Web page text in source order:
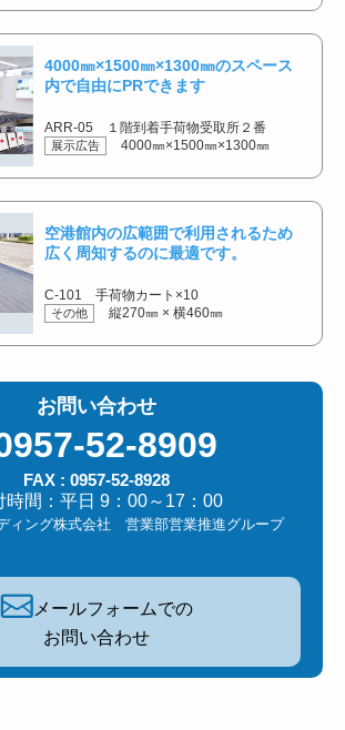
4000㎜×1500㎜×1300㎜のスペース
内で自由にPRできます
ARR-05 １階到着手荷物受取所２番
展示広告 4000㎜×1500㎜×1300㎜
空港館内の広範囲で利用されるため
広く周知するのに最適です。
C-101 手荷物カート×10
その他 縦270㎜ × 横460㎜
お問い合わせ
52-8909
FAX : 0957-52-8928
時間：平日 9：00～17：00
ィング株式会社 営業部営業推進グループ
メールフォームでの
お問い合わせ